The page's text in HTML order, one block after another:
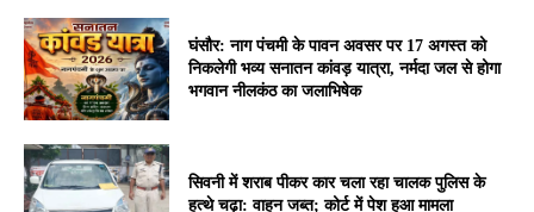
घंसौर: नाग पंचमी के पावन अवसर पर 17 अगस्त को
निकलेगी भव्य सनातन कांवड़ यात्रा, नर्मदा जल से होगा
भगवान नीलकंठ का जलाभिषेक
सिवनी में शराब पीकर कार चला रहा चालक पुलिस के
हत्थे चढ़ा: वाहन जब्त; कोर्ट में पेश हुआ मामला